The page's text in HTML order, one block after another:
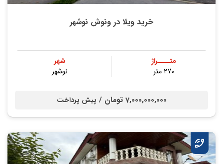
خرید ویلا در ونوش نوشهر
متــــراژ
270 متر
شهر
نوشهر
7,000,000,000 تومان / پیش پرداخت